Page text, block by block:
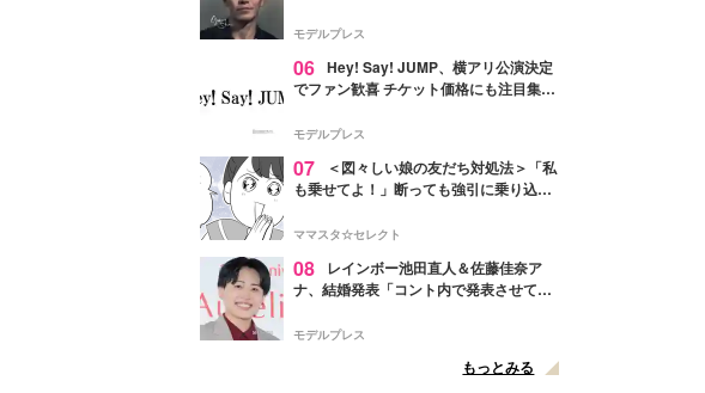
モデルプレス
06 Hey! Say! JUMP、横アリ公演決定
でファン歓喜 チケット価格にも注目集ま
モデルプレス
07
＜図々しい娘の友だち対処法＞「私
も乗せてよ！」断っても強引に乗り込ん
ママスタ☆セレクト
08
レインボー池田直人＆佐藤佳奈ア
ナ、結婚発表「コント内で発表させてい
点変更のため
モデルプレス
もっとみる